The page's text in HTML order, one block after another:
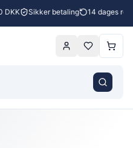
Sikker betaling 14 dages